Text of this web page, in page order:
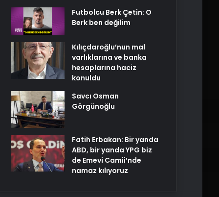
Futbolcu Berk Çetin: O
Berk ben değilim
Kılıçdaroğlu’nun mal
varlıklarına ve banka
hesaplarına haciz
konuldu
Savcı Osman
Görgünoğlu
Fatih Erbakan: Bir yanda
ABD, bir yanda YPG biz
de Emevi Camii’nde
namaz kılıyoruz